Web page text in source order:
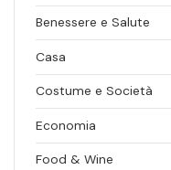
Benessere e Salute
Casa
Costume e Società
Economia
Food & Wine